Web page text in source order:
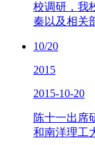
校调研，我
秦以及相关
10/20
2015
2015-10-20
陈十一出席
和南洋理工